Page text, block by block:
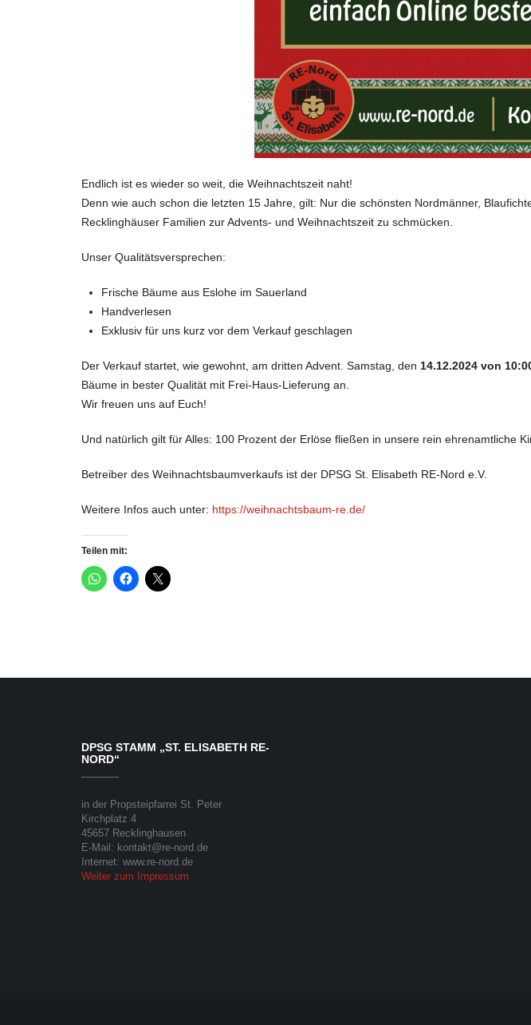
Endlich ist es wieder so weit, die Weihnachtszeit naht!
Denn wie auch schon die letzten 15 Jahre, gilt: Nur die schönsten Nordmänner,
Recklinghäuser Familien zur Advents- und Weihnachtszeit zu schmücken.
Unser Qualitätsversprechen:
Frische Bäume aus Eslohe im Sauerland
Handverlesen
Exklusiv für uns kurz vor dem Verkauf geschlagen
Der Verkauf startet, wie gewohnt, am dritten Advent. Samstag, den 14.12.2024 von
Bäume in bester Qualität mit Frei-Haus-Lieferung an.
Wir freuen uns auf Euch!
Und natürlich gilt für Alles: 100 Prozent der Erlöse fließen in unsere rein ehrenamtliche
Betreiber des Weihnachtsbaumverkaufs ist der DPSG St. Elisabeth RE-Nord e.V.
Weitere Infos auch unter: https://weihnachtsbaum-re.de/
Teilen mit:
DPSG STAMM „ST. ELISABETH RE-
NORD“
in der Propsteipfarrei St. Peter
Kirchplatz 4
45657 Recklinghausen
E-Mail: kontakt@re-nord.de
Internet: www.re-nord.de
Weiter zum Impressum